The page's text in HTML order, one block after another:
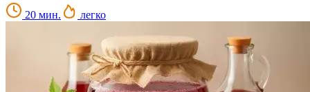
20 мин. легко